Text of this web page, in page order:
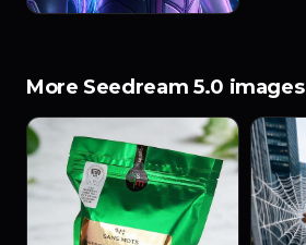
More Seedream 5.0 images